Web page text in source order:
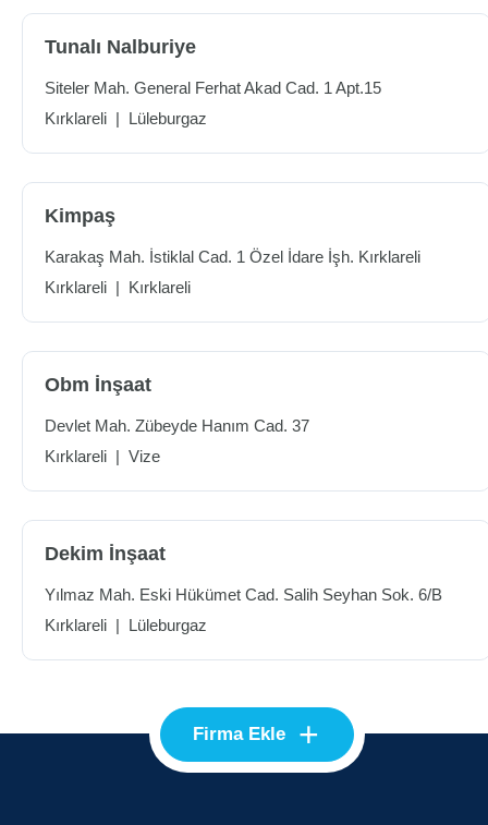
Tunalı Nalburiye
Siteler Mah. General Ferhat Akad Cad. 1 Apt.15
Kırklareli | Lüleburgaz
Kimpaş
Karakaş Mah. İstiklal Cad. 1 Özel İdare İşh. Kırklareli
Kırklareli | Kırklareli
Obm İnşaat
Devlet Mah. Zübeyde Hanım Cad. 37
Kırklareli | Vize
Dekim İnşaat
Yılmaz Mah. Eski Hükümet Cad. Salih Seyhan Sok. 6/B
Kırklareli | Lüleburgaz
Firma Ekle +